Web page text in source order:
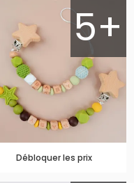
5+
Débloquer les prix